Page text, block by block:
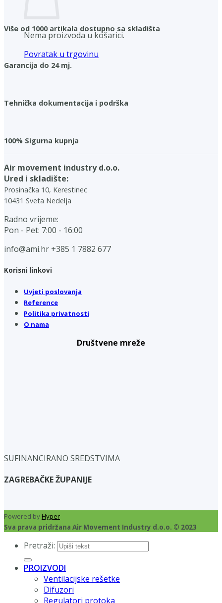
Nema proizvoda u košarici.
Povratak u trgovinu
Više od 1000 artikala dostupno sa skladišta
Garancija do 24 mj.
Tehnička dokumentacija i podrška
100% Sigurna kupnja
Air movement industry d.o.o.
Ured i skladište:
Prosinačka 10, Kerestinec
10431 Sveta Nedelja
Radno vrijeme:
Pon - Pet: 7:00 - 16:00
info@ami.hr +385 1 7882 677
Korisni linkovi
Uvjeti poslovanja
Reference
Politika privatnosti
O nama
Društvene mreže
SUFINANCIRANO SREDSTVIMA
ZAGREBAČKE ŽUPANIJE
Powered byHyper
Sva prava pridržana Air Movement Industry d.o.o. © 2023
Pretraži:
PROIZVODI
Ventilacijske rešetke
Difuzori
Regulatori protoka